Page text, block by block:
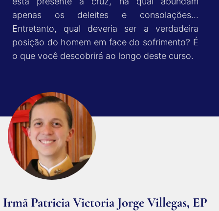
apenas os deleites e consolações…
Entretanto, qual deveria ser a verdadeira
posição do homem em face do sofrimento? É
o que você descobrirá ao longo deste curso.
Irmã Patricia Victoria Jorge Villegas, EP